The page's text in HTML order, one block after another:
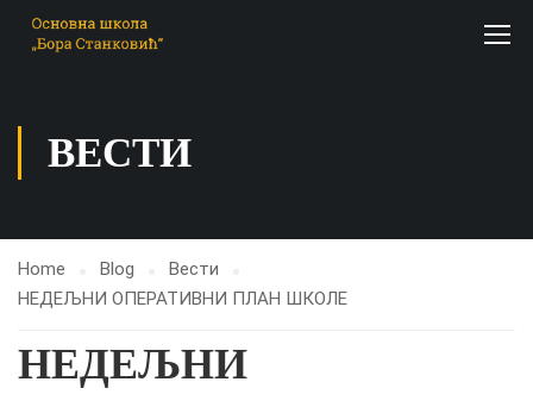
ВЕСТИ
Home Blog
Вести
НЕДЕЉНИ ОПЕРАТИВНИ ПЛАН ШКОЛЕ
НЕДЕЉНИ